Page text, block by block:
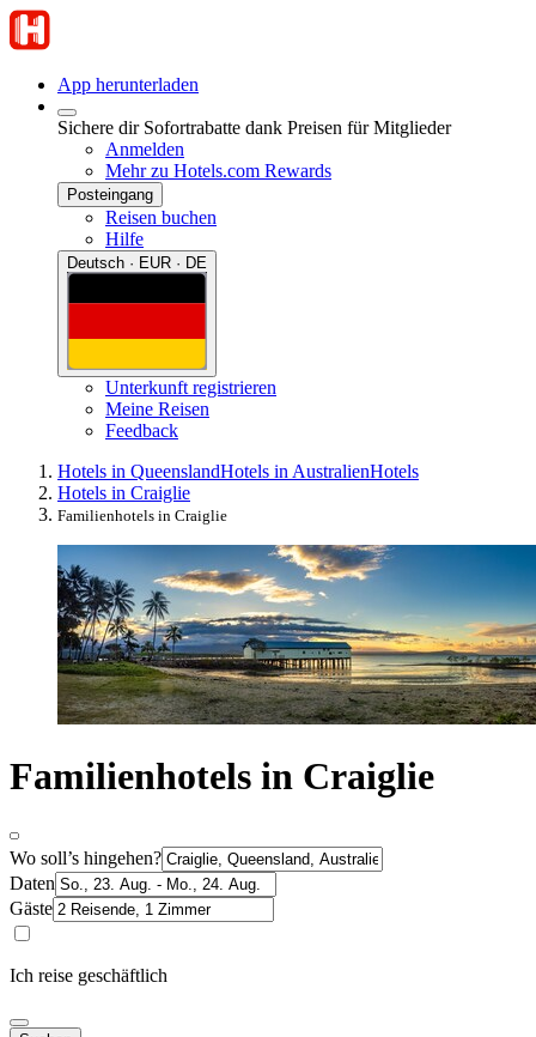
App herunterladen
Sichere dir Sofortrabatte dank Preisen für Mitglieder
Anmelden
Mehr zu Hotels.com Rewards
Posteingang
Reisen buchen
Hilfe
Deutsch · EUR · DE
Unterkunft registrieren
Meine Reisen
Feedback
Hotels in QueenslandHotels in AustralienHotels
Hotels in Craiglie
Familienhotels in Craiglie
Familienhotels in Craiglie
Wo soll’s hingehen?
Daten
Gäste
Ich reise geschäftlich